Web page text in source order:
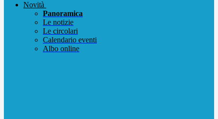
Novità
Panoramica
Le notizie
Le circolari
Calendario eventi
Albo online